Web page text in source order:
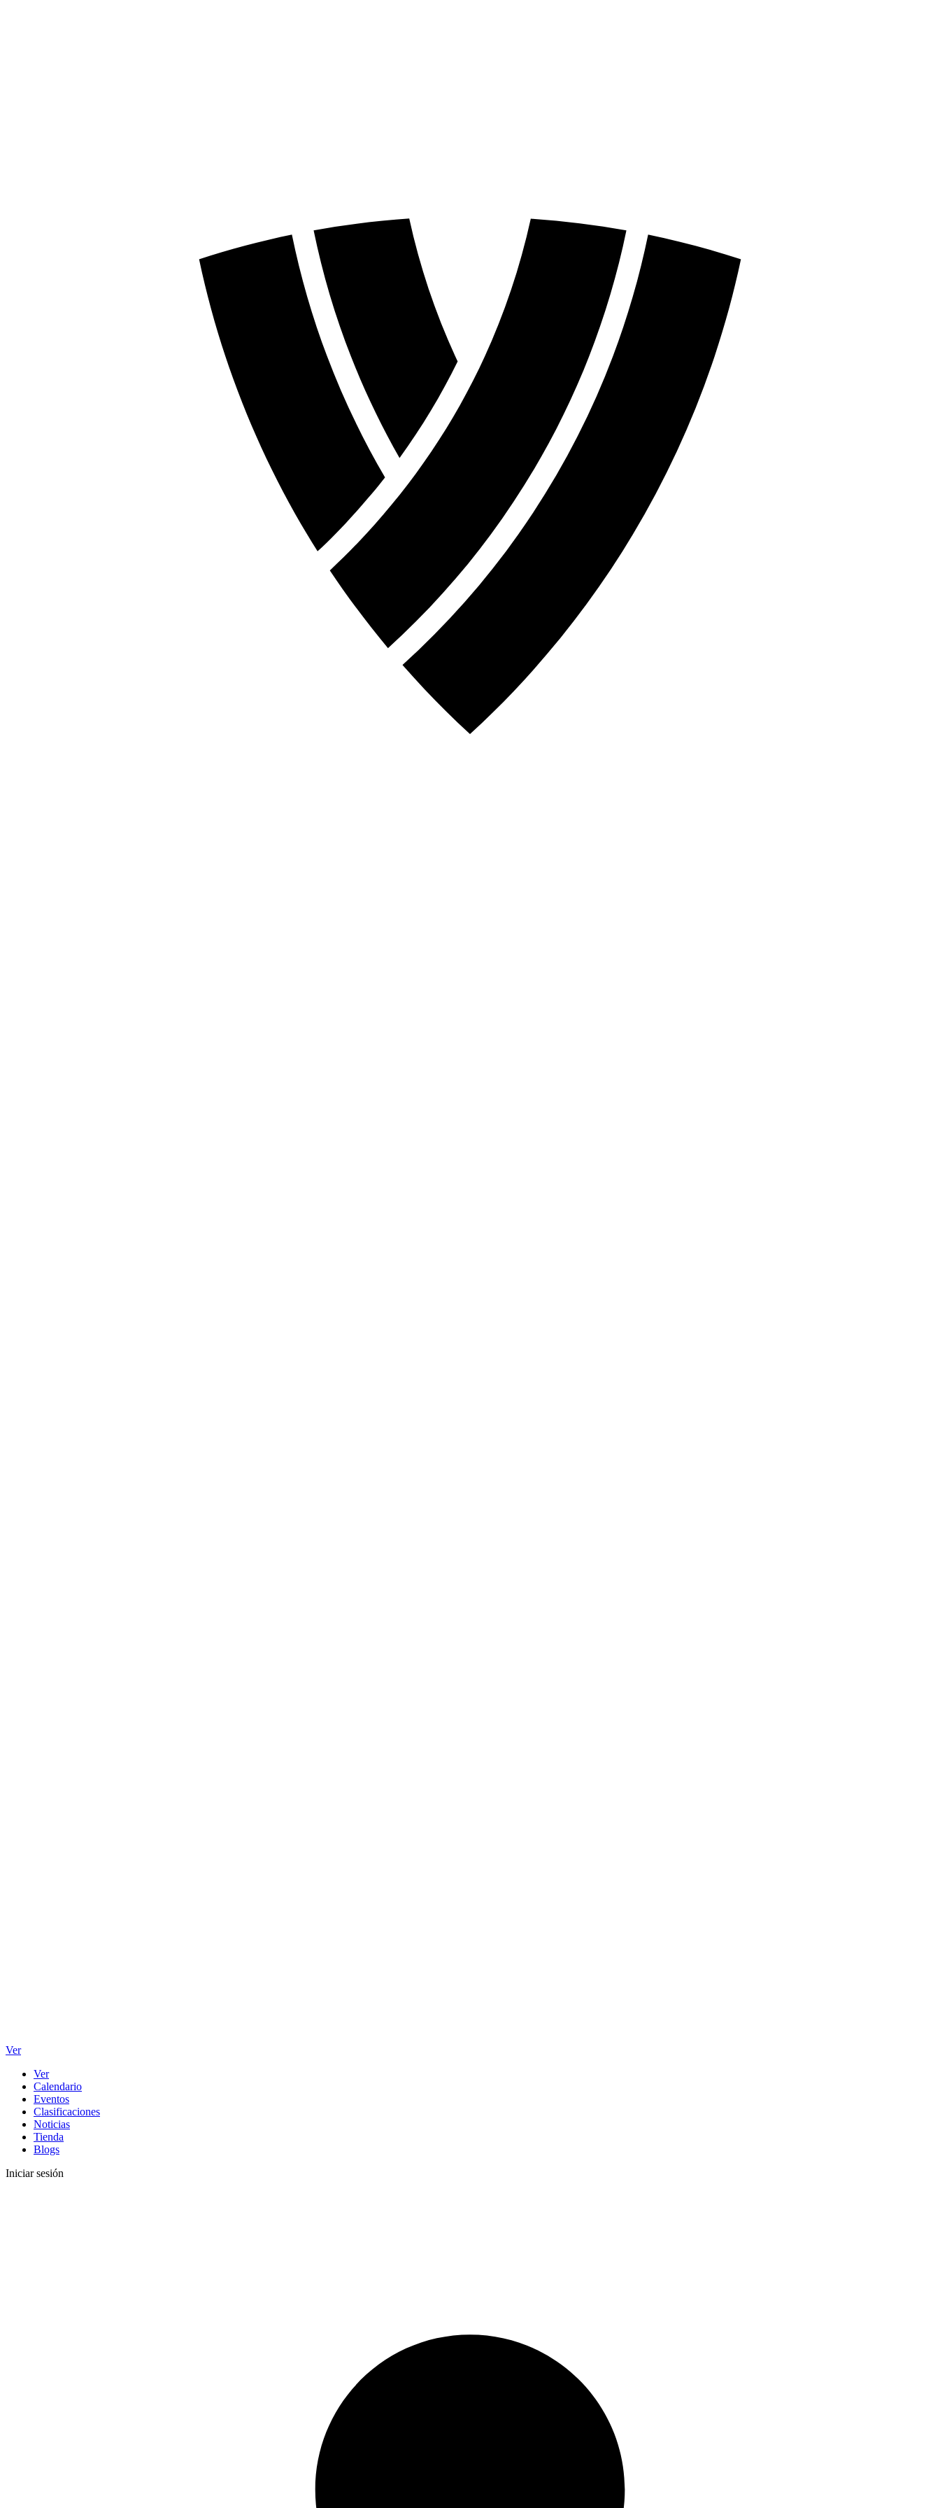
Ver
Ver
Calendario
Eventos
Clasificaciones
Noticias
Tienda
Blogs
Iniciar sesión